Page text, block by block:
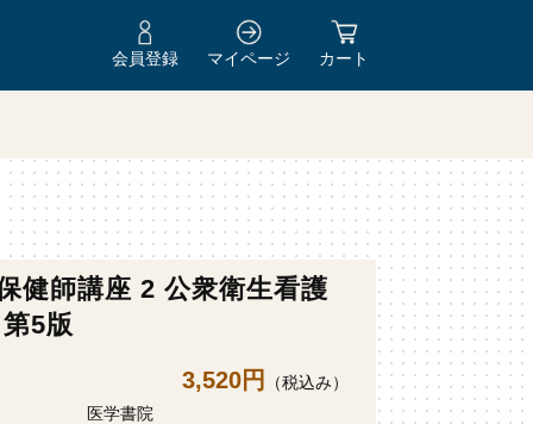
会員登録 マイページ カート
健師講座 2 公衆衛生看護
5版
3,520円
（税込み）
医学書院